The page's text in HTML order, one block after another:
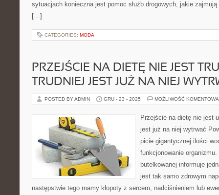
sytuacjach konieczna jest pomoc służb drogowych, jakie
[…]
CATEGORIES: MODA
PRZEJŚCIE NA DIETĘ NIE JEST
TRUDNIEJ JEST JUŻ NA NIEJ
POSTED BY ADMIN GRU - 23 - 2025 MOŻLIWOŚĆ
Przejście na dietę nie jest
jest już na niej wytrwać
picie gigantycznej ilości
funkcjonowanie
butelkowanej informuje
jest tak samo zdrowym
następstwie tego mamy kłopoty z sercem, nadciśnieniem lub